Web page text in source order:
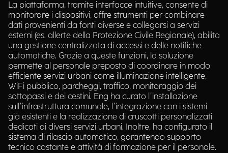
La piattaforma, tramite interfacce intuitive, consente di
monitorare i dispositivi, offre strumenti per combinare
dati provenienti da fonti diverse e collegarsi a servizi
esterni (es. allerte della Protezione Civile Regionale), abilita
una gestione centralizzata di accessi e delle notifiche
automatiche. Grazie a queste funzioni, la soluzione
permette al personale preposto di coordinare in modo
efficiente servizi urbani come illuminazione intelligente,
WiFi pubblico, parcheggi, traffico, monitoraggio dei
sottopassi e dei cestini. Eng ha curato l’installazione
sull’infrastruttura comunale, l’integrazione con i sistemi
già esistenti e la realizzazione di cruscotti personalizzati
dedicati ai diversi servizi urbani. Inoltre, ha configurato il
sistema di rilascio automatico, garantendo supporto
tecnico costante e attività di formazione per il personale.